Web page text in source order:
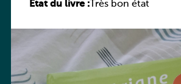
État du livre :Très bon état